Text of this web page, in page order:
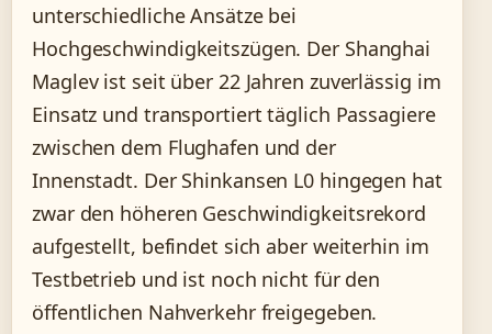
unterschiedliche Ansätze bei
Hochgeschwindigkeitszügen. Der Shanghai
Maglev ist seit über 22 Jahren zuverlässig im
Einsatz und transportiert täglich Passagiere
zwischen dem Flughafen und der
Innenstadt. Der Shinkansen L0 hingegen hat
zwar den höheren Geschwindigkeitsrekord
aufgestellt, befindet sich aber weiterhin im
Testbetrieb und ist noch nicht für den
öffentlichen Nahverkehr freigegeben.